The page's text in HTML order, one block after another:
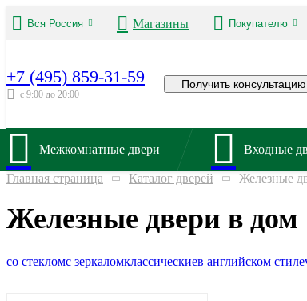
Вся Россия Магазины Покупателю
+7 (495) 859-31-59
с 9:00 до 20:00
Получить консультацию
Межкомнатные двери Входные
Главная страница Каталог дверей Железные
Железные двери в дом
со стекломс зеркаломклассическиев английском стиле